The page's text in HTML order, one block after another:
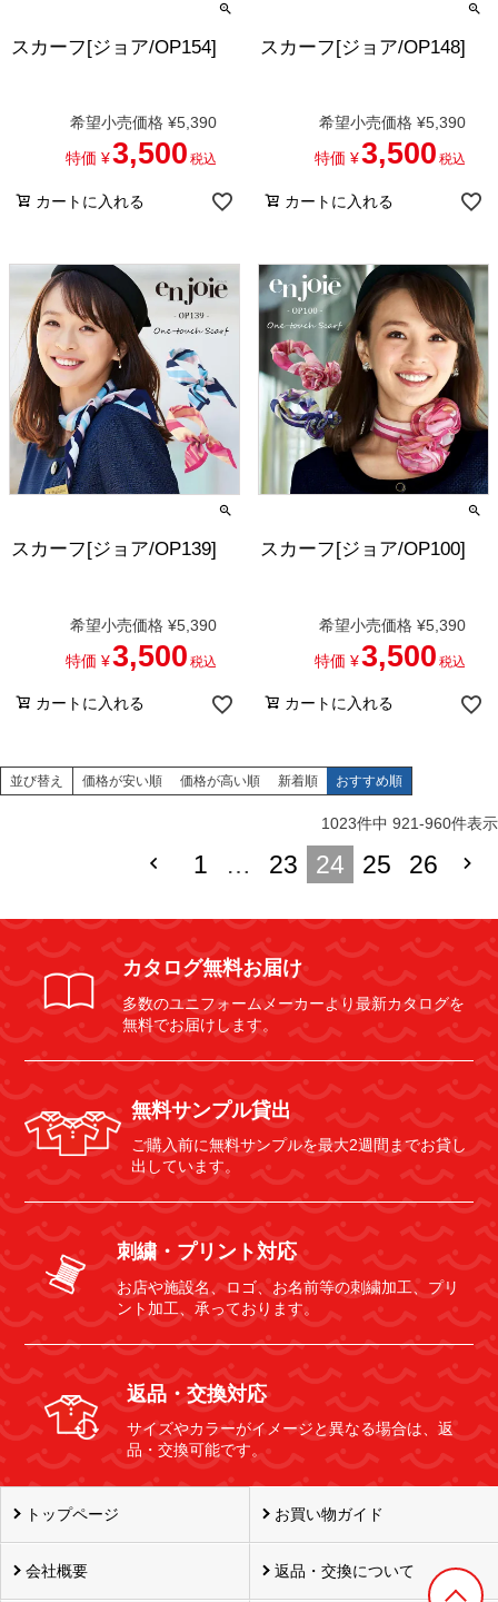
スカーフ[ジョア/OP154]
希望小売価格 ¥5,390
特価 ¥3,500 税込
カートに入れる
スカーフ[ジョア/OP148]
希望小売価格 ¥5,390
特価 ¥3,500 税込
カートに入れる
スカーフ[ジョア/OP139]
希望小売価格 ¥5,390
特価 ¥3,500 税込
カートに入れる
スカーフ[ジョア/OP100]
希望小売価格 ¥5,390
特価 ¥3,500 税込
カートに入れる
並び替え 価格が安い順 価格が高い順 新着順 おすすめ順
1023件中 921-960件表示
1 … 23 24 25 26
カタログ無料お届け
多数のユニフォームメーカーより最新カタログを
無料でお届けします。
無料サンプル貸出
ご購入前に無料サンプルを最大2週間までお貸し
出しています。
刺繍・プリント対応
お店や施設名、ロゴ、お名前等の刺繍加工、プリ
ント加工、承っております。
返品・交換対応
サイズやカラーがイメージと異なる場合は、返
品・交換可能です。
トップページ お買い物ガイド
会社概要 返品・交換について